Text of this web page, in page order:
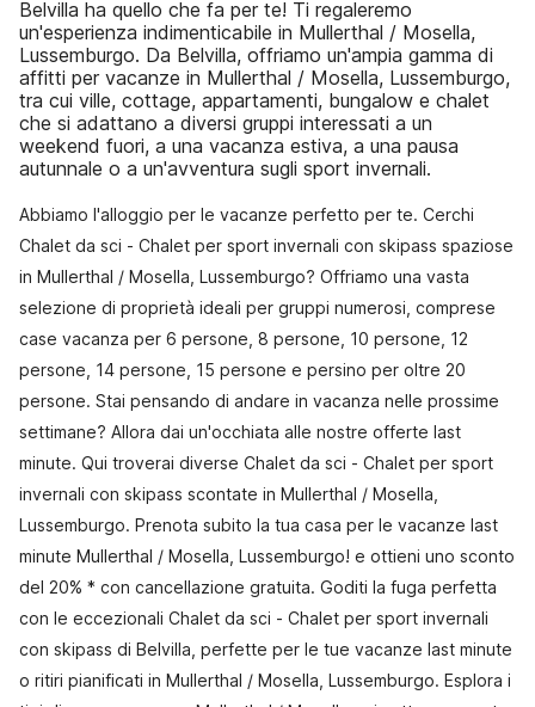
Belvilla ha quello che fa per te! Ti regaleremo
un'esperienza indimenticabile in Mullerthal / Mosella,
Lussemburgo. Da Belvilla, offriamo un'ampia gamma di
affitti per vacanze in Mullerthal / Mosella, Lussemburgo,
tra cui ville, cottage, appartamenti, bungalow e chalet
che si adattano a diversi gruppi interessati a un
weekend fuori, a una vacanza estiva, a una pausa
autunnale o a un'avventura sugli sport invernali.
Abbiamo l'alloggio per le vacanze perfetto per te. Cerchi
Chalet da sci - Chalet per sport invernali con skipass spaziose
in Mullerthal / Mosella, Lussemburgo? Offriamo una vasta
selezione di proprietà ideali per gruppi numerosi, comprese
case vacanza per 6 persone, 8 persone, 10 persone, 12
persone, 14 persone, 15 persone e persino per oltre 20
persone. Stai pensando di andare in vacanza nelle prossime
settimane? Allora dai un'occhiata alle nostre offerte last
minute. Qui troverai diverse Chalet da sci - Chalet per sport
invernali con skipass scontate in Mullerthal / Mosella,
Lussemburgo. Prenota subito la tua casa per le vacanze last
minute Mullerthal / Mosella, Lussemburgo! e ottieni uno sconto
del 20% * con cancellazione gratuita. Goditi la fuga perfetta
con le eccezionali Chalet da sci - Chalet per sport invernali
con skipass di Belvilla, perfette per le tue vacanze last minute
o ritiri pianificati in Mullerthal / Mosella, Lussemburgo. Esplora i